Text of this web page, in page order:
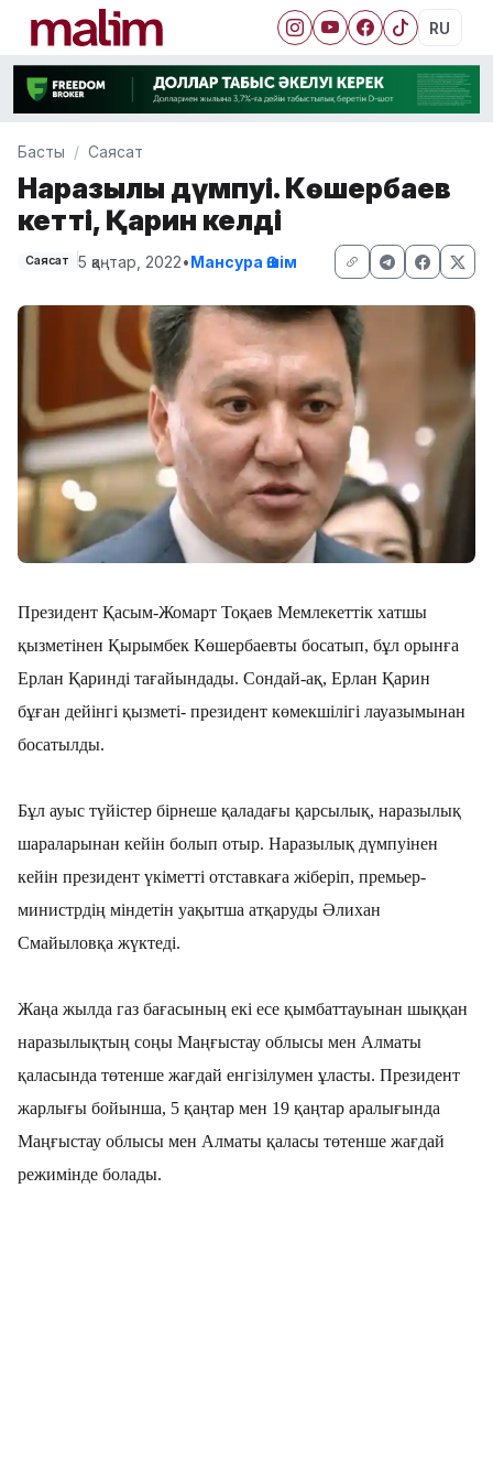
RU
Басты Саясат
Наразылық дүмпуі. Көшербаев
кетті, Қарин келді
Саясат 5 қаңтар, 2022•Мансура Әшім
Президент Қасым-Жомарт Тоқаев Мемлекеттік хатшы
қызметінен Қырымбек Көшербаевты босатып, бұл орынға
Ерлан Қаринді тағайындады. Сондай-ақ, Ерлан Қарин
бұған дейінгі қызметі- президент көмекшілігі лауазымынан
босатылды.
Бұл ауыс түйістер бірнеше қаладағы қарсылық, наразылық
шараларынан кейін болып отыр. Наразылық дүмпуінен
кейін президент үкіметті отставкаға жіберіп, премьер-
министрдің міндетін уақытша атқаруды Әлихан
Смайыловқа жүктеді.
Жаңа жылда газ бағасының екі есе қымбаттауынан шыққан
наразылықтың соңы Маңғыстау облысы мен Алматы
қаласында төтенше жағдай енгізілумен ұласты. Президент
жарлығы бойынша, 5 қаңтар мен 19 қаңтар аралығында
Маңғыстау облысы мен Алматы қаласы төтенше жағдай
режимінде болады.